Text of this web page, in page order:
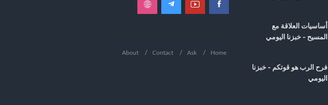
أساسيات العلاقة مع
المسيح - خبزنا اليومي
فرح الرب هو قوتكم - خبزنا
اليومي
Home
Ask
Contact
About